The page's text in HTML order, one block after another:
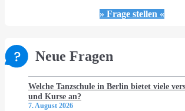
» Frage stellen «
Neue Fragen
Welche Tanzschule in Berlin bietet viele
und Kurse an?
7. August 2026